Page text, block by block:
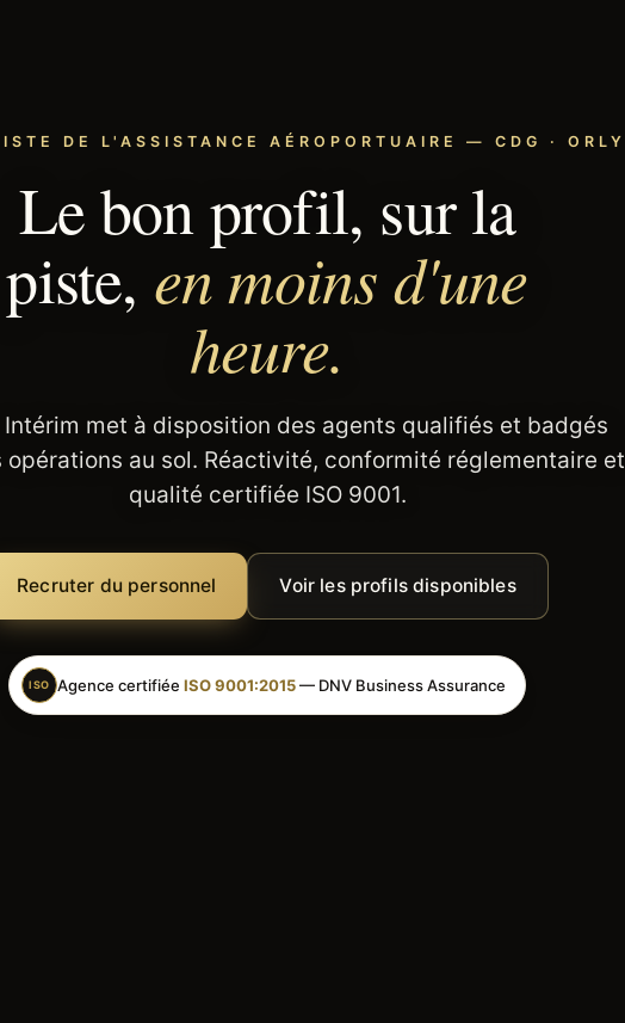
DE L'ASSISTANCE AÉROPORTUAIRE — CDG · ORLY
Le bon profil, sur la
piste, en moins d'une
heure.
Intérim met à disposition des agents qualifiés et badgés
opérations au sol. Réactivité, conformité réglementaire et
qualité certifiée ISO 9001.
Recruter du personnel Voir les profils disponibles
ISO Agence certifiée ISO 9001:2015— DNV Business Assurance